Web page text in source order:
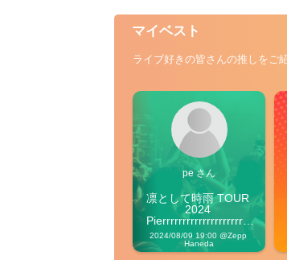
マイベスト
ライブ好きの皆さんの推しをご
pe さん
凛として時雨 TOUR
2024
Pierrrrrrrrrrrrrrrrrrrre
Vibes
2024/08/09 19:00 @Zepp
Haneda